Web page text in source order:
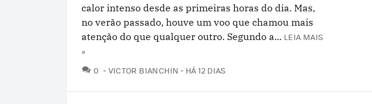
calor intenso desde as primeiras horas do dia. Mas,
no verão passado, houve um voo que chamou mais
atenção do que qualquer outro. Segundo a... LEIA MAIS
»
0 COMENTÁRIOS
VICTOR BIANCHIN HÁ 12 DIAS